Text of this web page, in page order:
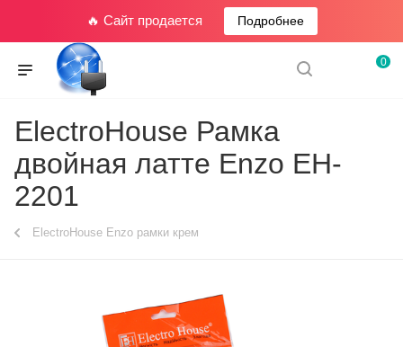
🔥 Сайт продается Подробнее
0
ElectroHouse Рамка
двойная латте Enzo EH-
2201
ElectroHouse Enzo рамки крем